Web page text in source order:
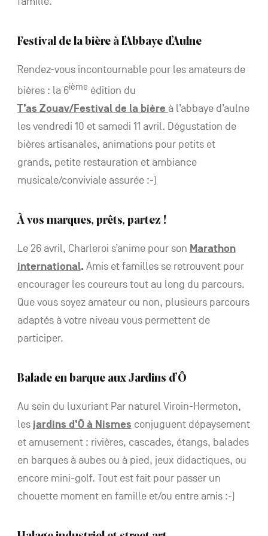
Festival de la bière à l’Abbaye d’Aulne
Rendez-vous incontournable pour les amateurs de
bières : la 6ième édition du
T’as Zouav/Festival de la bière à l’abbaye d’aulne
les vendredi 10 et samedi 11 avril. Dégustation de
bières artisanales, animations pour petits et
grands, petite restauration et ambiance
musicale/conviviale assurée :-)
À vos marques, prêts, partez !
Le 26 avril, Charleroi s’anime pour son Marathon
international. Amis et familles se retrouvent pour
encourager les coureurs tout au long du parcours.
Que vous soyez amateur ou non, plusieurs parcours
adaptés à votre niveau vous permettent de
participer.
Balade en barque aux Jardins d’Ô
Au sein du luxuriant Par naturel Viroin-Hermeton,
les jardins d’Ô à Nismes conjuguent dépaysement
et amusement : rivières, cascades, étangs, balades
en barques à aubes ou à pied, jeux didactiques, ou
encore mini-golf. Tout est fait pour passer un
chouette moment en famille et/ou entre amis :-)